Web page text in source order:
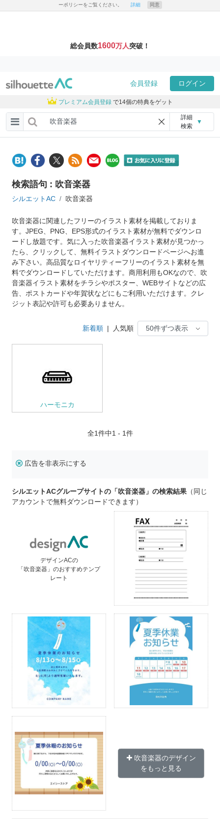
ーポリシーをご覧ください。 詳細 同意
総会員数1600万人突破！
会員登録 ログイン
プレミアム会員登録 で14個の特典をゲット
詳細
検索
▼
検索語句 : 吹音楽器
シルエットAC 吹音楽器
吹音楽器に関連したフリーのイラスト素材を掲載しておりま
す。JPEG、PNG、EPS形式のイラスト素材が無料でダウンロ
ードし放題です。気に入った吹音楽器イラスト素材が見つかっ
たら、クリックして、無料イラストダウンロードページへお進
み下さい。高品質なロイヤリティーフリーのイラスト素材を無
料でダウンロードしていただけます。商用利用もOKなので、吹
音楽器イラスト素材をチラシやポスター、WEBサイトなどの広
告、ポストカードや年賀状などにもご利用いただけます。クレ
ジット表記や許可も必要ありません。
新着順 | 人気順
ハーモニカ
全1件中1 - 1件
広告を非表示にする
シルエットACグループサイトの「吹音楽器」の検索結果 （同じ
アカウントで無料ダウンロードできます）
デザインACの
「吹音楽器」のおすすめテンプ
レート
吹音楽器のデザイン
をもっと見る